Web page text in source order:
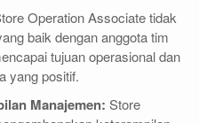
Operation Associate tidak
baik dengan anggota tim
tujuan operasional dan
yang positif.
Manajemen: Store